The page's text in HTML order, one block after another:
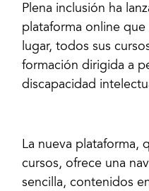
Plena inclusión ha
plataforma online
lugar, todos sus
formación dirigida a
discapacidad
La nueva plataforma,
cursos, ofrece una
sencilla, contenidos